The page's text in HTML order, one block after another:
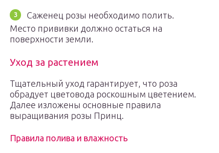
Саженец розы необходимо полить.
Место прививки должно остаться на
поверхности земли.
Уход за растением
Тщательный уход гарантирует, что роза
обрадует цветовода роскошным цветением.
Далее изложены основные правила
выращивания розы Принц.
Правила полива и влажность